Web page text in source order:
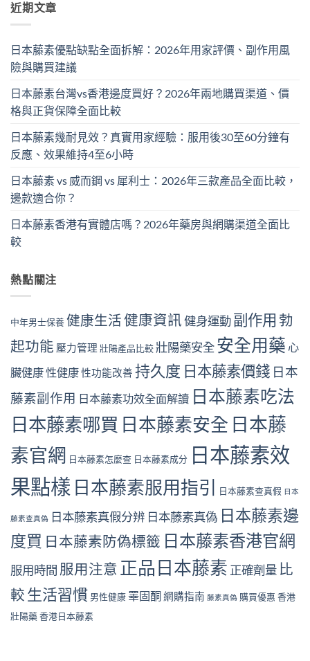
近期文章
日本藤素優點缺點全面拆解：2026年用家評價、副作用風
險與購買建議
日本藤素台灣vs香港邊度買好？2026年兩地購買渠道、價
格與正貨保障全面比較
日本藤素幾耐見效？真實用家經驗：服用後30至60分鐘有
反應、效果維持4至6小時
日本藤素 vs 威而鋼 vs 犀利士：2026年三款產品全面比較，
邊款適合你？
日本藤素香港有實體店嗎？2026年藥房與網購渠道全面比
較
熱點關注
中年男士保養健康生活健康資訊健身運動副作用 勃
起功能 壓力管理 壯陽產品比較壯陽藥安全安全用藥 心
臟健康性健康性功能改善 持久度 日本藤素價錢 日本
藤素副作用 日本藤素功效全面解讀 日本藤素吃法
日本藤素哪買 日本藤素安全 日本藤
素官網 日本藤素怎麼查 日本藤素成分 日本藤素效
果點樣 日本藤素服用指引 日本藤素查真假 日本
藤素查真偽 日本藤素真假分辨 日本藤素真偽 日本藤素邊
度買 日本藤素防偽標籤 日本藤素香港官網
服用時間 服用注意 正品日本藤素 正確劑量 比
較 生活習慣 男性健康睪固酮 網購指南 藤素真偽 購買優惠 香港
壯陽藥香港日本藤素